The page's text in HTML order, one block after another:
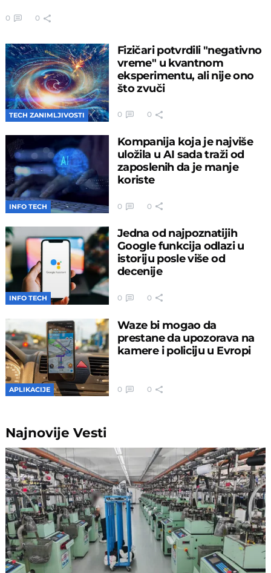
0 0
TECH ZANIMLJIVOSTI
Fizičari potvrdili "negativno
vreme" u kvantnom
eksperimentu, ali nije ono
što zvuči
0 0
INFO TECH
Kompanija koja je najviše
uložila u AI sada traži od
zaposlenih da je manje
koriste
0 0
INFO TECH
Jedna od najpoznatijih
Google funkcija odlazi u
istoriju posle više od
decenije
0 0
APLIKACIJE
Waze bi mogao da
prestane da upozorava na
kamere i policiju u Evropi
0 0
NajnovijeVesti